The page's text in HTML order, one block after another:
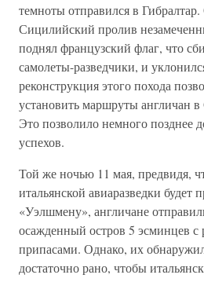
темноты отправился в
Сицилийский пролив
поднял французский флаг, что
самолеты-разведчики, и
реконструкция этого похода
установить маршруты англичан
Это позволило немного позднее
успехов.
Той же ночью 11 мая, предвидя,
итальянской авиаразведки будет
«Уэлшмену», англичане
осажденный остров 5 эсминцев с
припасами. Однако, их
достаточно рано, чтобы